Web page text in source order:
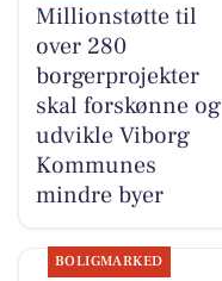
Millionstøtte til
over 280
borgerprojekter
skal forskønne og
udvikle Viborg
Kommunes
mindre byer
BOLIGMARKED